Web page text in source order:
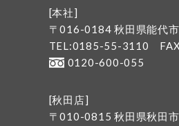
[本社]
〒016-0184 秋田県能代
TEL:0185-55-3110
0120-600-055
[秋田店]
〒010-0815 秋田県秋田